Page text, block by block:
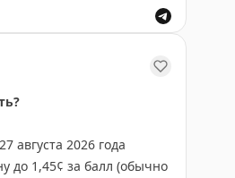
августа 2026 года
до 1,45¢ за балл (обычно